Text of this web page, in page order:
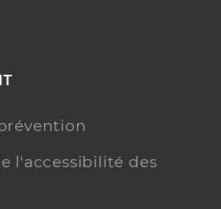
l'accessibilité des